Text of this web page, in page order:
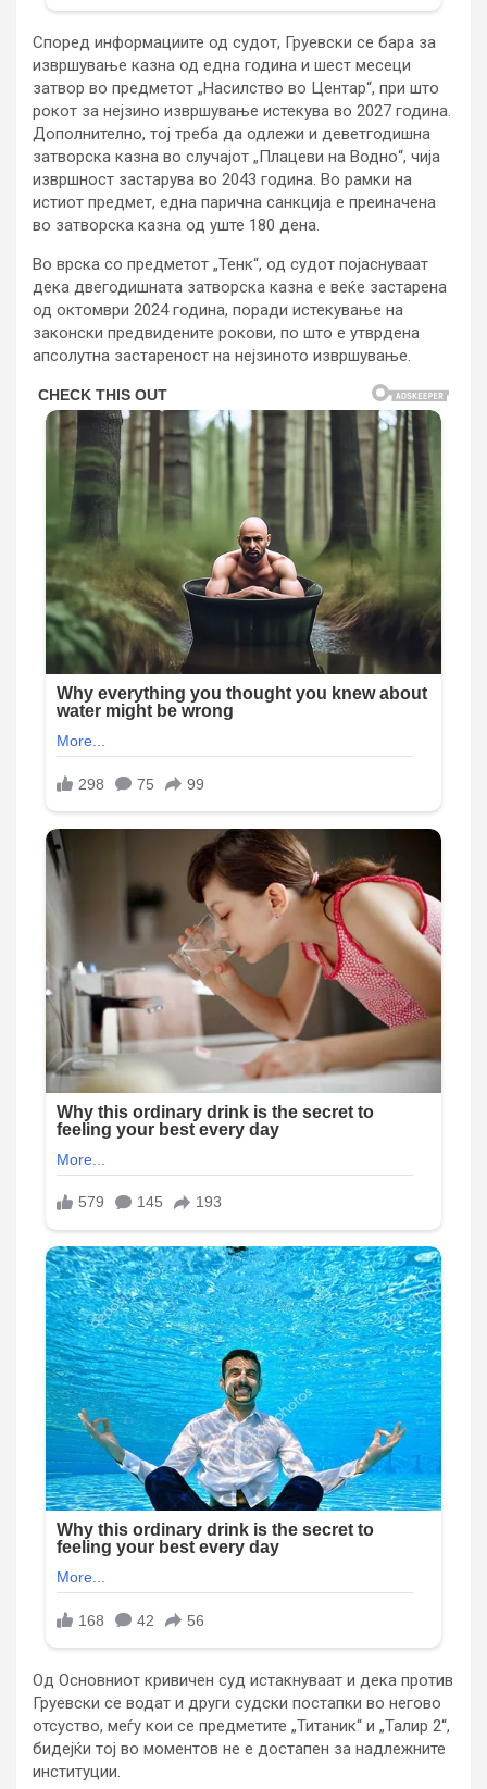
Според информациите од судот, Груевски се бара за
извршување казна од една година и шест месеци
затвор во предметот „Насилство во Центар“, при што
рокот за нејзино извршување истекува во 2027 година.
Дополнително, тој треба да одлежи и деветгодишна
затворска казна во случајот „Плацеви на Водно“, чија
извршност застарува во 2043 година. Во рамки на
истиот предмет, една парична санкција е преиначена
во затворска казна од уште 180 дена.
Во врска со предметот „Тенк“, од судот појаснуваат
дека двегодишната затворска казна е веќе застарена
од октомври 2024 година, поради истекување на
законски предвидените рокови, по што е утврдена
апсолутна застареност на нејзиното извршување.
Од Основниот кривичен суд истакнуваат и дека против
Груевски се водат и други судски постапки во негово
отсуство, меѓу кои се предметите „Титаник“ и „Талир 2“,
бидејќи тој во моментов не е достапен за надлежните
институции.